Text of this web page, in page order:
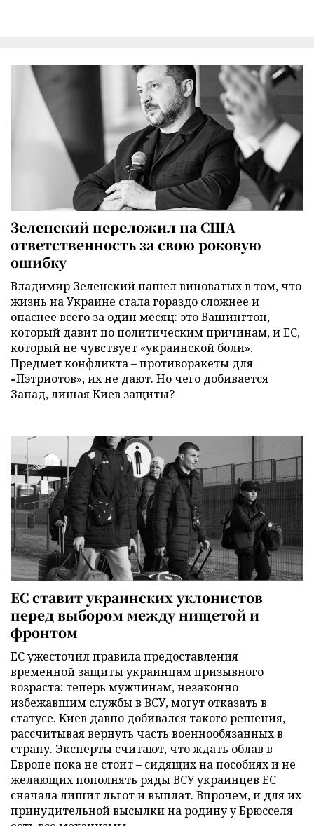
Зеленский переложил на США
ответственность за свою роковую
ошибку
Владимир Зеленский нашел виноватых в том, что
жизнь на Украине стала гораздо сложнее и
опаснее всего за один месяц: это Вашингтон,
который давит по политическим причинам, и ЕС,
который не чувствует «украинской боли».
Предмет конфликта – противоракеты для
«Пэтриотов», их не дают. Но чего добивается
Запад, лишая Киев защиты?
ЕС ставит украинских уклонистов
перед выбором между нищетой и
фронтом
ЕС ужесточил правила предоставления
временной защиты украинцам призывного
возраста: теперь мужчинам, незаконно
избежавшим службы в ВСУ, могут отказать в
статусе. Киев давно добивался такого решения,
рассчитывая вернуть часть военнообязанных в
страну. Эксперты считают, что ждать облав в
Европе пока не стоит – сидящих на пособиях и не
желающих пополнять ряды ВСУ украинцев ЕС
сначала лишит льгот и выплат. Впрочем, и для их
принудительной высылки на родину у Брюсселя